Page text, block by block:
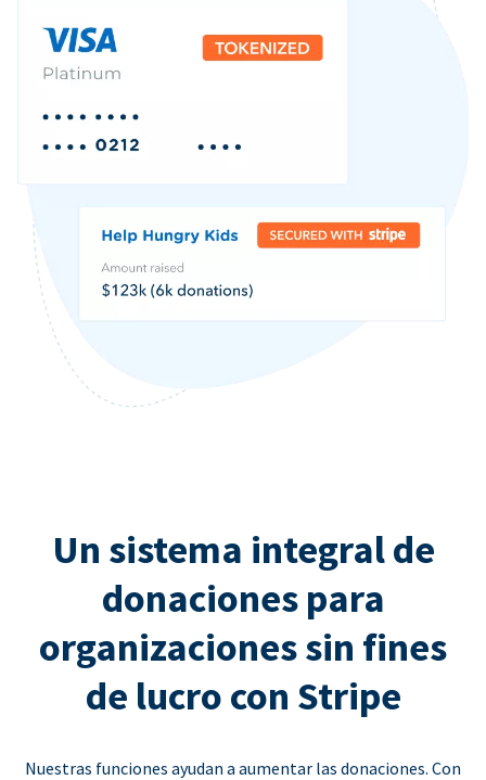
Un sistema integral de
donaciones para
organizaciones sin fines
de lucro con Stripe
Nuestras funciones ayudan a aumentar las donaciones. Con